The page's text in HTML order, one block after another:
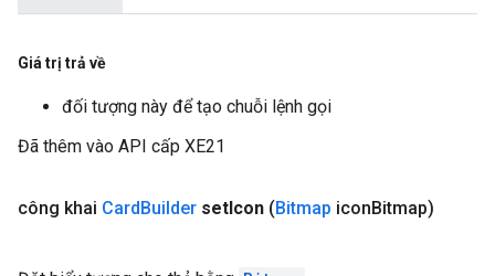
Giá trị trả về
đối tượng này để tạo chuỗi lệnh gọi
Đã thêm vào API cấp XE21
công khai CardBuilder setIcon (Bitmap iconBitmap)